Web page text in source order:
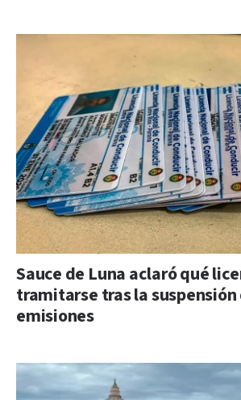
Sauce de Luna aclaró qué
tramitarse tras la suspensión
emisiones